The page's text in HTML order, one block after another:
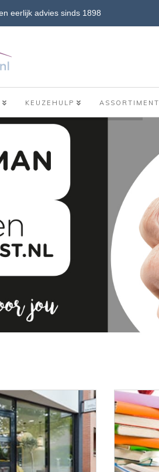
eerlijk advies sinds 1898
KEUZEHULP ASSORTIMENT